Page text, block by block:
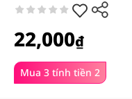
Mua 3 tính tiền 2
22,000₫